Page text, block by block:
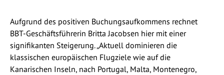
Aufgrund des positiven Buchungsaufkommens rechnet
BBT-Geschäftsführerin Britta Jacobsen hier mit einer
signifikanten Steigerung. „Aktuell dominieren die
klassischen europäischen Flugziele wie auf die
Kanarischen Inseln, nach Portugal, Malta, Montenegro,